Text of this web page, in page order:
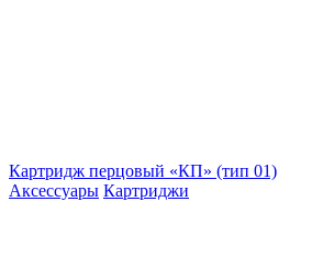
Картридж перцовый «КП» (тип 01)
Аксессуары Картриджи